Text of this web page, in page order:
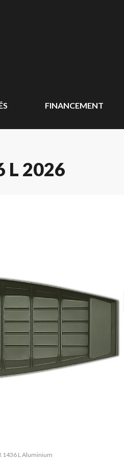
FINANCEMENT
L 2026
1436 L Aluminium